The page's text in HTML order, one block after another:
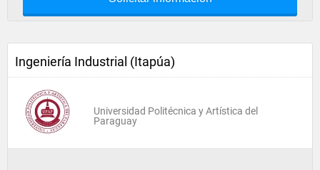
Ingeniería Industrial (Itapúa)
Universidad Politécnica y Artística del
Paraguay